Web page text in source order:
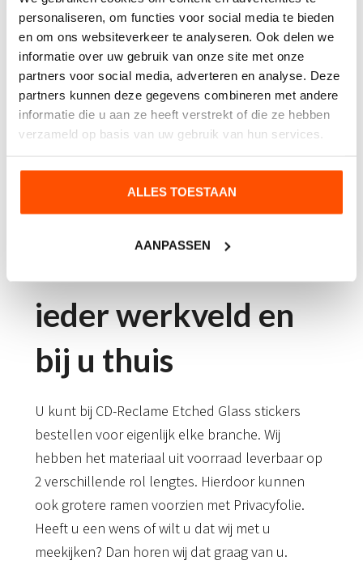
personaliseren, om functies voor social media te bieden
en om ons websiteverkeer te analyseren. Ook delen we
informatie over uw gebruik van onze site met onze
partners voor social media, adverteren en analyse. Deze
partners kunnen deze gegevens combineren met andere
informatie die u aan ze heeft verstrekt of die ze hebben
verzameld op basis van uw gebruik van hun services.
ALLES TOESTAAN
AANPASSEN
folies, folies waar uitsluitend licht doorheen
komt tot raamfolies waar je maar vanaf één zijde
doorheen kunt kijken.
Als het aankomt op keuzes voor inkijkwerende
raamdecoratie wordt er al snel gedacht aan
producten als schermen, beplating of
geval niet alleen in de kosten, maar brengt dus
ook een hoop voordelen met zich mee.
ieder werkveld en
bij u thuis
U kunt bij CD-Reclame Etched Glass stickers
bestellen voor eigenlijk elke branche. Wij
hebben het materiaal uit voorraad leverbaar op
2 verschillende rol lengtes. Hierdoor kunnen
ook grotere ramen voorzien met Privacyfolie.
Heeft u een wens of wilt u dat wij met u
meekijken? Dan horen wij dat graag van u.